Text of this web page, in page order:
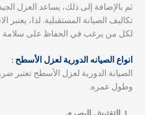
ثم بالإضافة إلى ذلك، يساعد العزل
تكاليف الصيانة المستقبلية. لذا،
لكل من يرغب في الحفاظ على سلامة
انواع الصيانه الدورية لعزل الأسطح :
الصيانة الدورية لعزل الأسطح تعتبر
وطول عمره.